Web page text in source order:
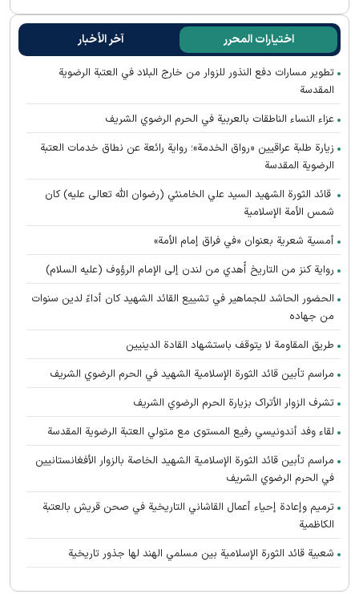
اختيارات المحرر آخر الأخبار
تطوير مسارات دفع النذور للزوار من خارج البلاد في العتبة الرضوية
المقدسة
عزاء النساء الناطقات بالعربية في الحرم الرضوي الشريف
زيارة طلبة عراقيين «رواق الخدمة»؛ رواية رائعة عن نطاق خدمات العتبة
الرضوية المقدسة
قائد الثورة الشهيد السيد علي الخامنئي (رضوان الله تعالى عليه) كان
شمس الأمة الإسلامية
أمسية شعرية بعنوان «في فراق إمام الأمة»
رواية كنز من التاريخ أُهدي من لندن إلى الإمام الرؤوف (عليه السلام)
الحضور الحاشد للجماهير في تشييع القائد الشهيد كان أداءً لدين سنوات
من جهاده
طريق المقاومة لا يتوقف باستشهاد القادة الدينيين
مراسم تأبين قائد الثورة الإسلامية الشهید في الحرم الرضوي الشریف
تشرف الزوار الأتراک بزیارة الحرم الرضوي الشریف
لقاء وفد أندونیسي رفيع المستوى مع متولي العتبة الرضوية المقدسة
مراسم تأبین قائد الثورة الإسلامية الشهيد الخاصة بالزوار الأفغانستانیین
في الحرم الرضوي الشریف
ترميم وإعادة إحياء أعمال القاشاني التاريخية في صحن قريش بالعتبة
الكاظمية
شعبية قائد الثورة الإسلامية بين مسلمي الهند لها جذور تاريخية